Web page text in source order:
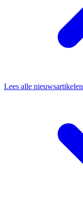
Lees alle nieuwsartikelen